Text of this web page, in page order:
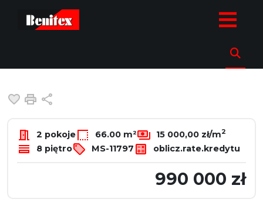
strona.glowna Oferty Warszawa
Dodaj do ulubionych
Drukuj
2 pokoje 66.00 m² 15 000,00 zł/m2
8 piętro MS-11797 oblicz.rate.kredytu
990 000 zł